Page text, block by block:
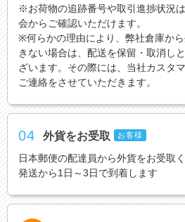
※お荷物の追跡番号や取引進捗状況
会からご確認いただけます。
※何らかの理由により、弊社倉庫か
きない場合は、配送を保留・取消し
ざいます。その際には、当社カスタ
ご連絡をさせていただきます。
04 外貨をお受取 お客様
日本郵便の配達員から外貨をお受取く
発送から1日～3日で到着します